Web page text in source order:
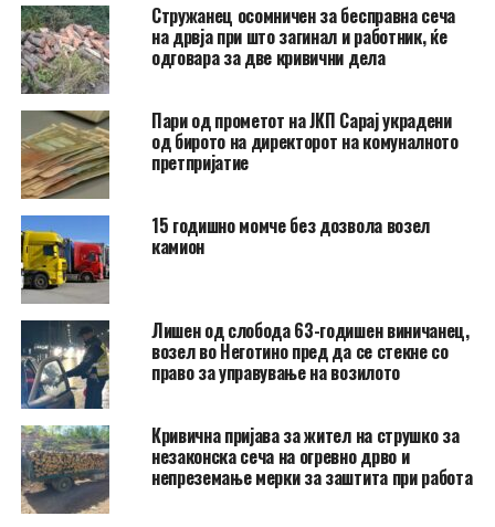
Стружанец осомничен за бесправна сеча
на дрвја при што загинал и работник, ќе
одговара за две кривични дела
Пари од прометот на ЈКП Сарај украдени
од бирото на директорот на комуналното
претпријатие
15 годишно момче без дозвола возел
камион
Лишен од слобода 63-годишен виничанец,
возел во Неготино пред да се стекне со
право за управување на возилото
Кривична пријава за жител на струшко за
незаконска сеча на огревно дрво и
непреземање мерки за заштита при работа